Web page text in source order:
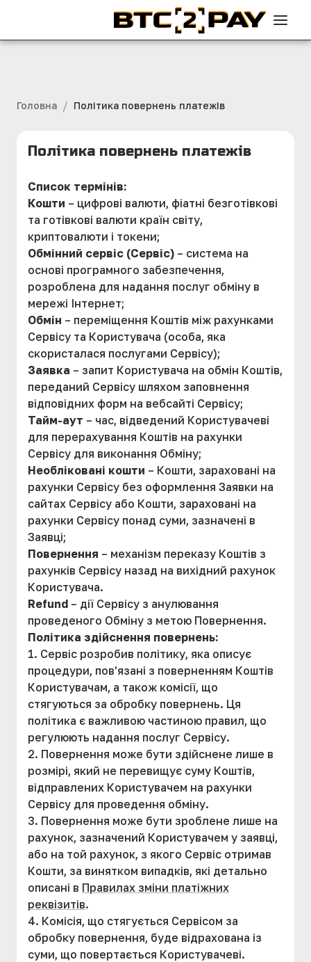
Головна / Політика повернень платежів
Політика повернень платежів
Список термінів:
Кошти – цифрові валюти, фіатні безготівкові
та готівкові валюти країн світу,
криптовалюти і токени;
Обмінний сервіс (Сервіс) – система на
основі програмного забезпечення,
розроблена для надання послуг обміну в
мережі Інтернет;
Обмін – переміщення Коштів між рахунками
Сервісу та Користувача (особа, яка
скористалася послугами Сервісу);
Заявка – запит Користувача на обмін Коштів,
переданий Сервісу шляхом заповнення
відповідних форм на вебсайті Сервісу;
Тайм-аут – час, відведений Користувачеві
для перерахування Коштів на рахунки
Сервісу для виконання Обміну;
Необліковані кошти – Кошти, зараховані на
рахунки Сервісу без оформлення Заявки на
сайтах Сервісу або Кошти, зараховані на
рахунки Сервісу понад суми, зазначені в
Заявці;
Повернення – механізм переказу Коштів з
рахунків Сервісу назад на вихідний рахунок
Користувача.
Refund – дії Сервісу з анулювання
проведеного Обміну з метою Повернення.
Політика здійснення повернень:
1. Сервіс розробив політику, яка описує
процедури, пов'язані з поверненням Коштів
Користувачам, а також комісії, що
стягуються за обробку повернень. Ця
політика є важливою частиною правил, що
регулюють надання послуг Сервісу.
2. Повернення може бути здійснене лише в
розмірі, який не перевищує суму Коштів,
відправлених Користувачем на рахунки
Сервісу для проведення обміну.
3. Повернення може бути зроблене лише на
рахунок, зазначений Користувачем у заявці,
або на той рахунок, з якого Сервіс отримав
Кошти, за винятком випадків, які детально
описані в Правилах зміни платіжних
реквізитів.
4. Комісія, що стягується Сервісом за
обробку повернення, буде відрахована із
суми, що повертається Користувачеві.